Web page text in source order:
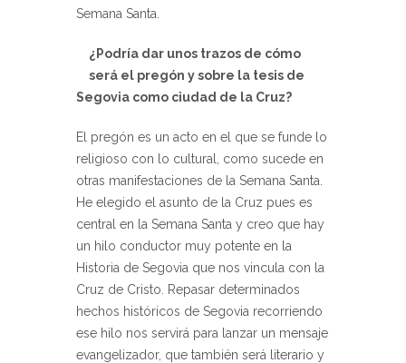
Semana Santa.
¿Podría dar unos trazos de cómo
será el pregón y sobre la tesis de
Segovia como ciudad de la Cruz?
El pregón es un acto en el que se funde lo
religioso con lo cultural, como sucede en
otras manifestaciones de la Semana Santa.
He elegido el asunto de la Cruz pues es
central en la Semana Santa y creo que hay
un hilo conductor muy potente en la
Historia de Segovia que nos vincula con la
Cruz de Cristo. Repasar determinados
hechos históricos de Segovia recorriendo
ese hilo nos servirá para lanzar un mensaje
evangelizador, que también será literario y